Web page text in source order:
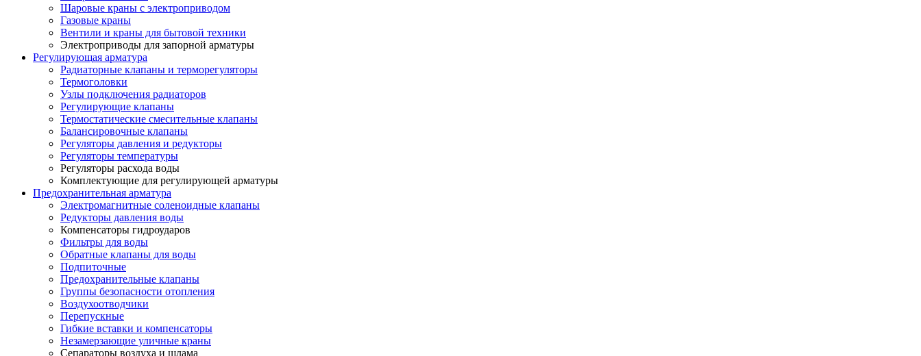
Шаровые краны с электроприводом
Газовые краны
Вентили и краны для бытовой техники
Электроприводы для запорной арматуры
Регулирующая арматура
Радиаторные клапаны и терморегуляторы
Термоголовки
Узлы подключения радиаторов
Регулирующие клапаны
Термостатические смесительные клапаны
Балансировочные клапаны
Регуляторы давления и редукторы
Регуляторы температуры
Регуляторы расхода воды
Комплектующие для регулирующей арматуры
Предохранительная арматура
Электромагнитные соленоидные клапаны
Редукторы давления воды
Компенсаторы гидроударов
Фильтры для воды
Обратные клапаны для воды
Подпиточные
Предохранительные клапаны
Группы безопасности отопления
Воздухоотводчики
Перепускные
Гибкие вставки и компенсаторы
Незамерзающие уличные краны
Сепараторы воздуха и шлама